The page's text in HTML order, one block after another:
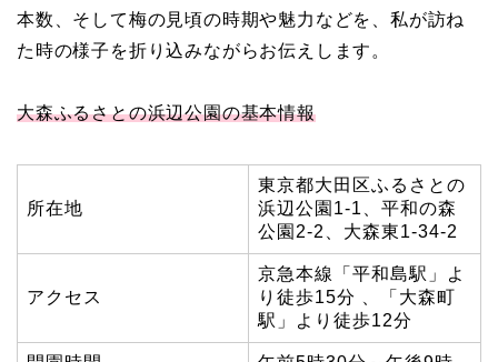
本数、そして梅の見頃の時期や魅力などを、私が訪ね
た時の様子を折り込みながらお伝えします。
大森ふるさとの浜辺公園の基本情報
所在地
東京都大田区ふるさとの
浜辺公園1-1、平和の森
公園2-2、大森東1-34-2
アクセス
京急本線「平和島駅」よ
り徒歩15分 、「大森町
駅」より徒歩12分